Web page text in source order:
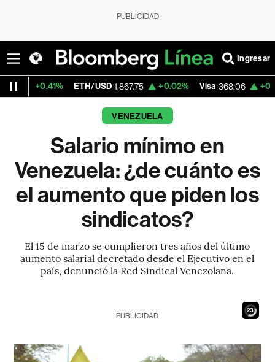
PUBLICIDAD
Ingresar
ETH/USD 1,867.75 +0.02% Visa 368.06 +0.65%
VENEZUELA
Salario mínimo en
Venezuela: ¿de cuánto es
el aumento que piden los
sindicatos?
El 15 de marzo se cumplieron tres años del último
aumento salarial decretado desde el Ejecutivo en el
país, denunció la Red Sindical Venezolana.
21
PUBLICIDAD